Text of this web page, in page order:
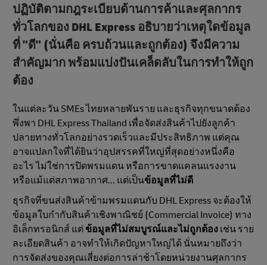
ปฏิบัติตามกฎระเบียบด้านการค้าและศุลกากร
ทั่วโลกของ DHL Express อธิบายว่าเหตุใดข้อมูล
ที่ "ดี" (นั่นคือ ครบถ้วนและถูกต้อง) จึงมีความ
สําคัญมาก พร้อมแบ่งปันเคล็ดลับในการทําให้ถูก
ต้อง
ในแต่ละวัน SMEs ไทยหลายพันราย และธุรกิจทุกขนาดต้อง
พึ่งพา DHL Express Thailand เพื่อจัดส่งสินค้าไปยังลูกค้า
ปลายทางทั่วโลกอย่างรวดเร็วและมีประสิทธิภาพ แต่คุณ
อาจแปลกใจที่ได้ยินว่าอุปสรรคที่ใหญ่ที่สุดอย่างหนึ่งคือ
อะไร ไม่ใช่การปิดพรมแดน หรือการขาดแคลนแรงงาน
หรือแม้แต่สภาพอากาศ... แต่เป็นข้อมูลที่ไม่ดี
ธุรกิจที่ขนส่งสินค้าข้ามพรมแดนกับ DHL Express จะต้องให้
ข้อมูลใบกํากับสินค้าเชิงพาณิชย์ (Commercial Invoice) ทาง
อิเล็กทรอนิกส์ แต่ข้อมูลที่ไม่สมบูรณ์และไม่ถูกต้อง เช่น ราย
ละเอียดสินค้า อาจทําให้เกิดปัญหาใหญ่ได้ นั่นหมายถึงว่า
การจัดส่งของคุณเสี่ยงต่อการล่าช้าโดยหน่วยงานศุลกากร